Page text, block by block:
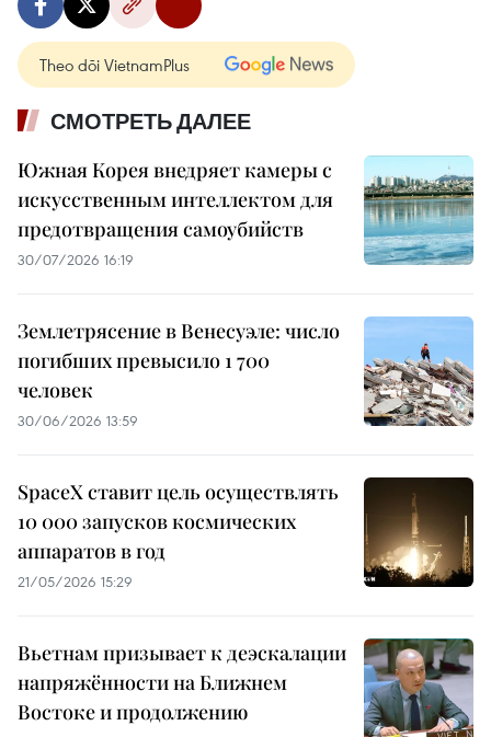
Theo dõi VietnamPlus
СМОТРЕТЬ ДАЛЕЕ
Южная Корея внедряет камеры с
искусственным интеллектом для
предотвращения самоубийств
30/07/2026 16:19
Землетрясение в Венесуэле: число
погибших превысило 1 700
человек
30/06/2026 13:59
SpaceX ставит цель осуществлять
10 000 запусков космических
аппаратов в год
21/05/2026 15:29
Вьетнам призывает к деэскалации
напряжённости на Ближнем
Востоке и продолжению